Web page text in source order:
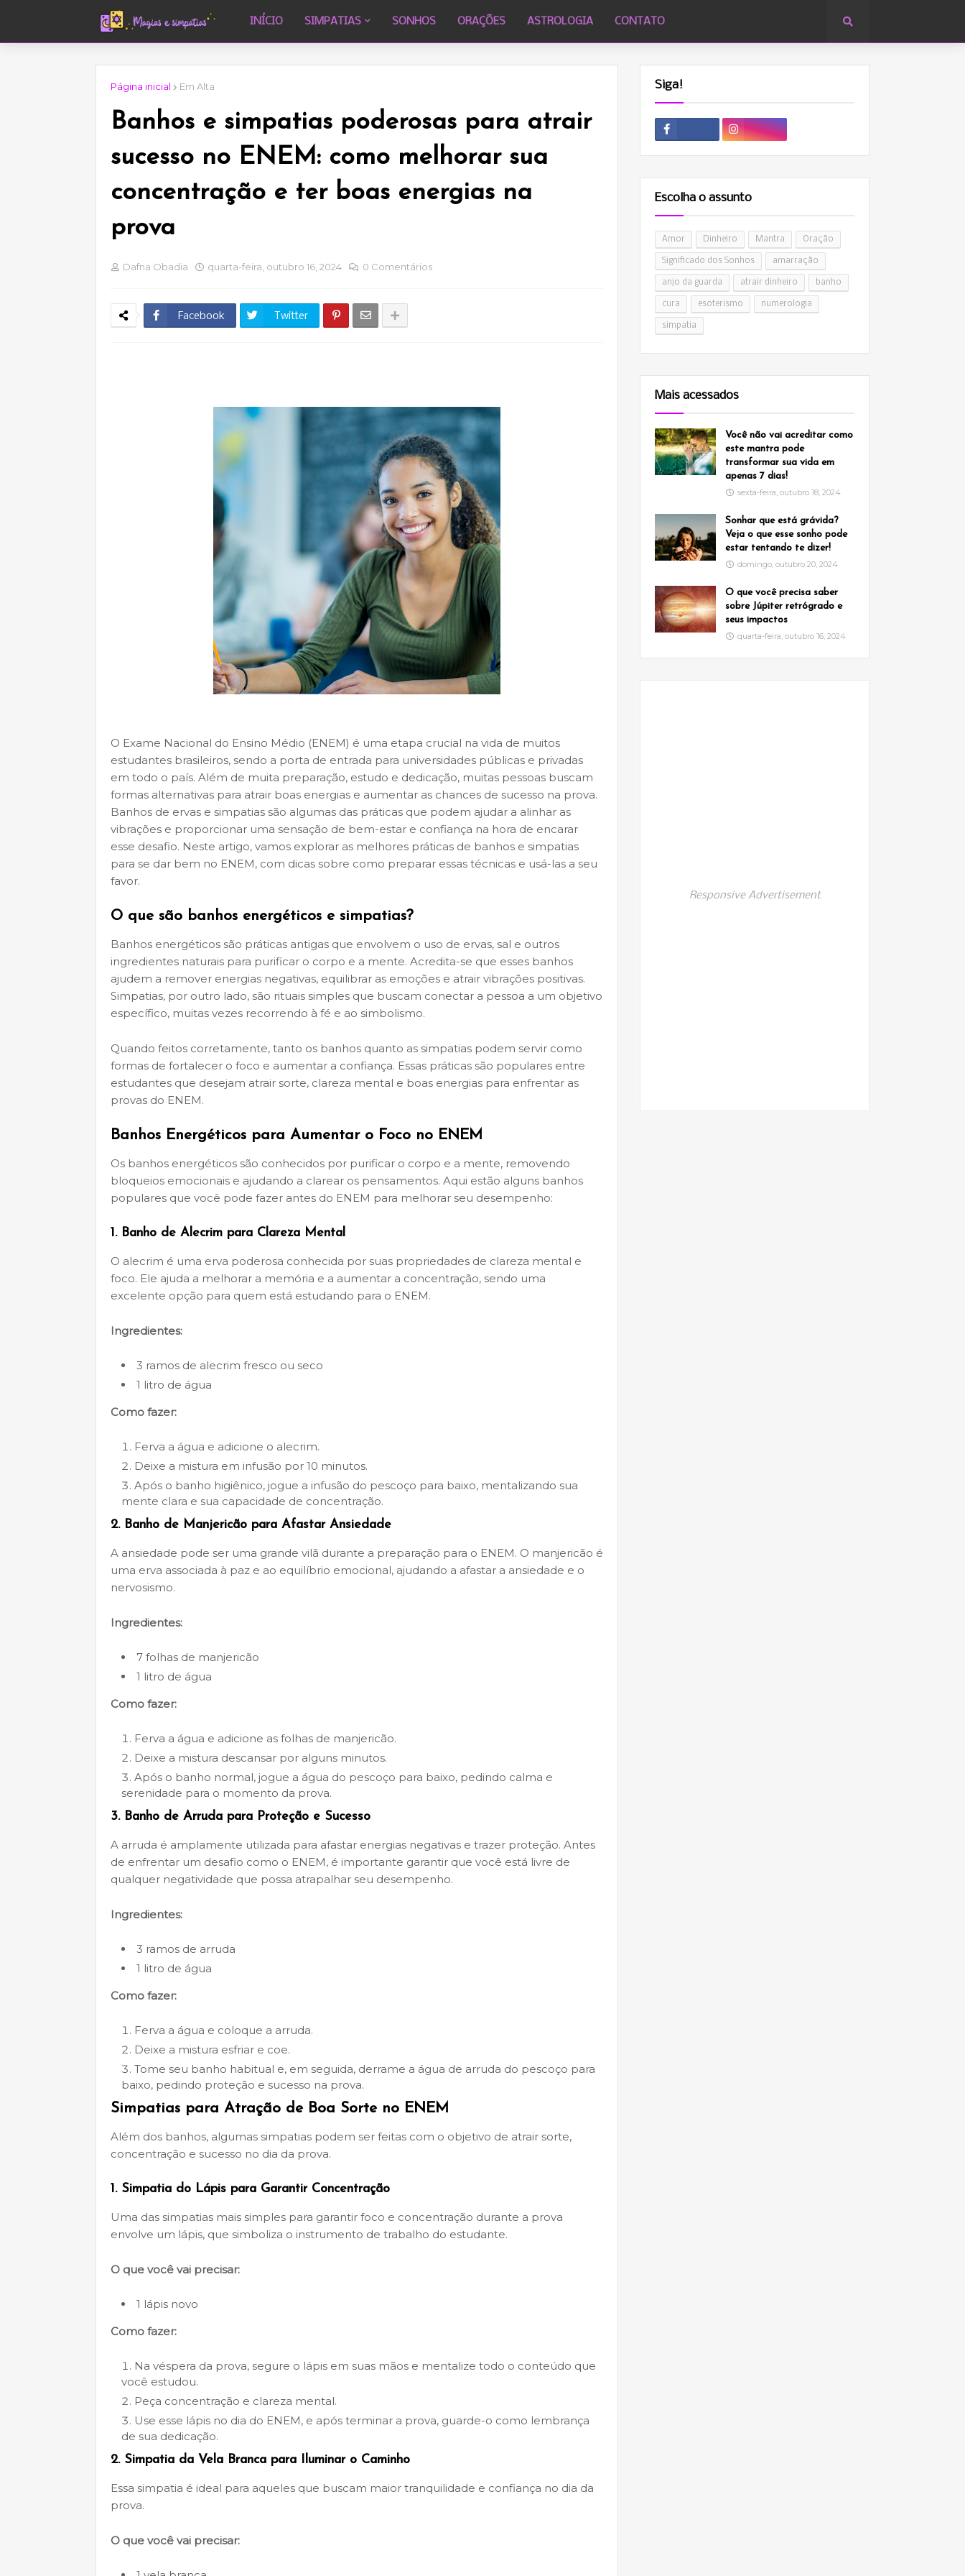
INÍCIO SIMPATIAS SONHOS ORAÇÕES ASTROLOGIA CONTATO
Página inicial Em Alta
Banhos e simpatias poderosas para atrair
sucesso no ENEM: como melhorar sua
concentração e ter boas energias na
prova
Dafna Obadia quarta-feira, outubro 16, 2024 0 Comentários
Facebook Twitter
O Exame Nacional do Ensino Médio (ENEM) é uma etapa crucial na vida de muitos
estudantes brasileiros, sendo a porta de entrada para universidades públicas e privadas
em todo o país. Além de muita preparação, estudo e dedicação, muitas pessoas buscam
formas alternativas para atrair boas energias e aumentar as chances de sucesso na prova.
Banhos de ervas e simpatias são algumas das práticas que podem ajudar a alinhar as
vibrações e proporcionar uma sensação de bem-estar e confiança na hora de encarar
esse desafio. Neste artigo, vamos explorar as melhores práticas de banhos e simpatias
para se dar bem no ENEM, com dicas sobre como preparar essas técnicas e usá-las a seu
favor.
O que são banhos energéticos e simpatias?
Banhos energéticos são práticas antigas que envolvem o uso de ervas, sal e outros
ingredientes naturais para purificar o corpo e a mente. Acredita-se que esses banhos
ajudem a remover energias negativas, equilibrar as emoções e atrair vibrações positivas.
Simpatias, por outro lado, são rituais simples que buscam conectar a pessoa a um objetivo
específico, muitas vezes recorrendo à fé e ao simbolismo.
Quando feitos corretamente, tanto os banhos quanto as simpatias podem servir como
formas de fortalecer o foco e aumentar a confiança. Essas práticas são populares entre
estudantes que desejam atrair sorte, clareza mental e boas energias para enfrentar as
provas do ENEM.
Banhos Energéticos para Aumentar o Foco no ENEM
Os banhos energéticos são conhecidos por purificar o corpo e a mente, removendo
bloqueios emocionais e ajudando a clarear os pensamentos. Aqui estão alguns banhos
populares que você pode fazer antes do ENEM para melhorar seu desempenho:
1. Banho de Alecrim para Clareza Mental
O alecrim é uma erva poderosa conhecida por suas propriedades de clareza mental e
foco. Ele ajuda a melhorar a memória e a aumentar a concentração, sendo uma
excelente opção para quem está estudando para o ENEM.
Ingredientes:
3 ramos de alecrim fresco ou seco
1 litro de água
Como fazer:
Ferva a água e adicione o alecrim.
Deixe a mistura em infusão por 10 minutos.
Após o banho higiênico, jogue a infusão do pescoço para baixo, mentalizando sua
mente clara e sua capacidade de concentração.
2. Banho de Manjericão para Afastar Ansiedade
A ansiedade pode ser uma grande vilã durante a preparação para o ENEM. O manjericão é
uma erva associada à paz e ao equilíbrio emocional, ajudando a afastar a ansiedade e o
nervosismo.
Ingredientes:
7 folhas de manjericão
1 litro de água
Como fazer:
Ferva a água e adicione as folhas de manjericão.
Deixe a mistura descansar por alguns minutos.
Após o banho normal, jogue a água do pescoço para baixo, pedindo calma e
serenidade para o momento da prova.
3. Banho de Arruda para Proteção e Sucesso
A arruda é amplamente utilizada para afastar energias negativas e trazer proteção. Antes
de enfrentar um desafio como o ENEM, é importante garantir que você está livre de
qualquer negatividade que possa atrapalhar seu desempenho.
Ingredientes:
3 ramos de arruda
1 litro de água
Como fazer:
Ferva a água e coloque a arruda.
Deixe a mistura esfriar e coe.
Tome seu banho habitual e, em seguida, derrame a água de arruda do pescoço para
baixo, pedindo proteção e sucesso na prova.
Simpatias para Atração de Boa Sorte no ENEM
Além dos banhos, algumas simpatias podem ser feitas com o objetivo de atrair sorte,
concentração e sucesso no dia da prova.
1. Simpatia do Lápis para Garantir Concentração
Uma das simpatias mais simples para garantir foco e concentração durante a prova
envolve um lápis, que simboliza o instrumento de trabalho do estudante.
O que você vai precisar:
1 lápis novo
Como fazer:
Na véspera da prova, segure o lápis em suas mãos e mentalize todo o conteúdo que
você estudou.
Peça concentração e clareza mental.
Use esse lápis no dia do ENEM, e após terminar a prova, guarde-o como lembrança
de sua dedicação.
2. Simpatia da Vela Branca para Iluminar o Caminho
Essa simpatia é ideal para aqueles que buscam maior tranquilidade e confiança no dia da
prova.
O que você vai precisar:
Siga!
Escolha o assunto
Amor Dinheiro Mantra Oração
Significado dos Sonhos amarração
anjo da guarda atrair dinheiro banho
cura esoterismo numerologia
simpatia
Mais acessados
Você não vai acreditar como
este mantra pode
transformar sua vida em
apenas 7 dias!
sexta-feira, outubro 18, 2024
Sonhar que está grávida?
Veja o que esse sonho pode
estar tentando te dizer!
domingo, outubro 20, 2024
O que você precisa saber
sobre Júpiter retrógrado e
seus impactos
quarta-feira, outubro 16, 2024
Responsive Advertisement